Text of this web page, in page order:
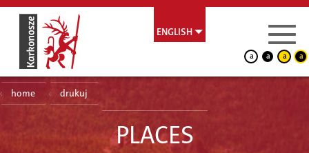
ENGLISH
a a a a
home drukuj
PLACES